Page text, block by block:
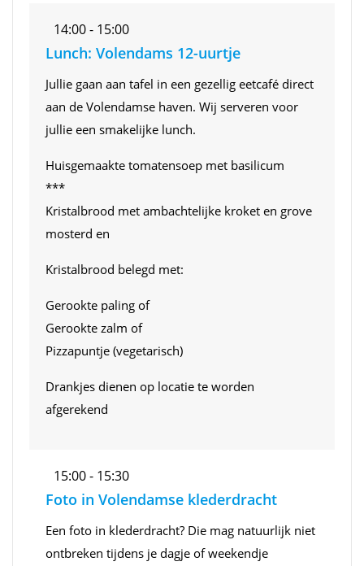
14:00 - 15:00
Lunch: Volendams 12-uurtje
Jullie gaan aan tafel in een gezellig eetcafé direct
aan de Volendamse haven. Wij serveren voor
jullie een smakelijke lunch.
Huisgemaakte tomatensoep met basilicum
***
Kristalbrood met ambachtelijke kroket en grove
mosterd en
Kristalbrood belegd met:
Gerookte paling of
Gerookte zalm of
Pizzapuntje (vegetarisch)
Drankjes dienen op locatie te worden
afgerekend
15:00 - 15:30
Foto in Volendamse klederdracht
Een foto in klederdracht? Die mag natuurlijk niet
ontbreken tijdens je dagje of weekendje